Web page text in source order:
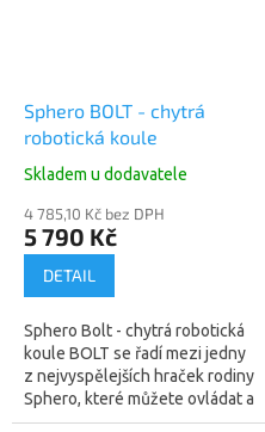
Sphero BOLT - chytrá
robotická koule
Skladem u dodavatele
4 785,10 Kč bez DPH
5 790 Kč
DETAIL
Sphero Bolt - chytrá robotická
koule BOLT se řadí mezi jedny
z nejvyspělejších hraček rodiny
Sphero, které můžete ovládat a
programovat pomocí chytrého